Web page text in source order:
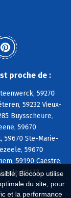
Biocoop utilise
du site, pour
et la performance
proche de :
59270
59232 Vieux-
Buysscheure,
59670
59670 Ste-Marie-
59670
59190 Caëstre,
59173